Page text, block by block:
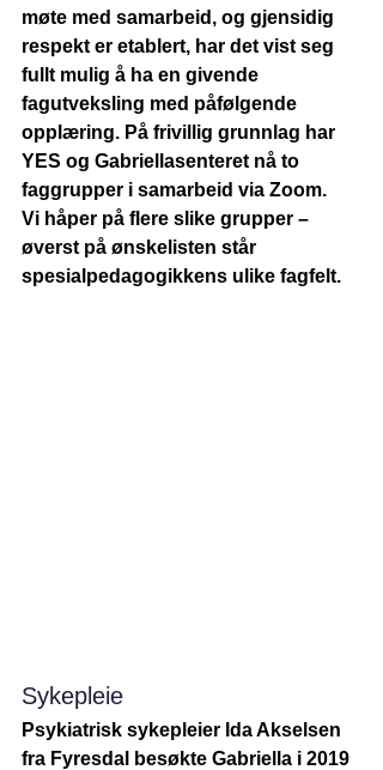
møte med samarbeid, og gjensidig
respekt er etablert, har det vist seg
fullt mulig å ha en givende
fagutveksling med påfølgende
opplæring. På frivillig grunnlag har
YES og Gabriellasenteret nå to
faggrupper i samarbeid via Zoom.
Vi håper på flere slike grupper –
øverst på ønskelisten står
spesialpedagogikkens ulike fagfelt.
Sykepleie
Psykiatrisk sykepleier Ida Akselsen
fra Fyresdal besøkte Gabriella i 2019